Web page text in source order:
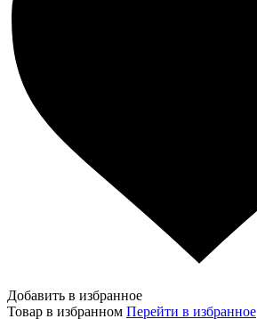
Добавить в избранное
Товар в избранном Перейти в избранное